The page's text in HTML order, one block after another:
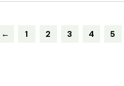
← 1 2 3 4 5